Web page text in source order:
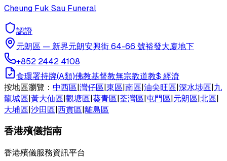
Cheung Fuk Sau Funeral
認證
元朗區 — 新界元朗安興街 64-66 號裕發大廈地下
+852 2442 4108
食環署持牌(A類)佛教基督教無宗教道教$ 經濟
按地區瀏覽： 中西區|灣仔區|東區|南區|油尖旺區|深水埗區|九
龍城區|黃大仙區|觀塘區|葵青區|荃灣區|屯門區|元朗區|北區|
大埔區|沙田區|西貢區|離島區
香港殯儀指南
香港殯儀服務資訊平台